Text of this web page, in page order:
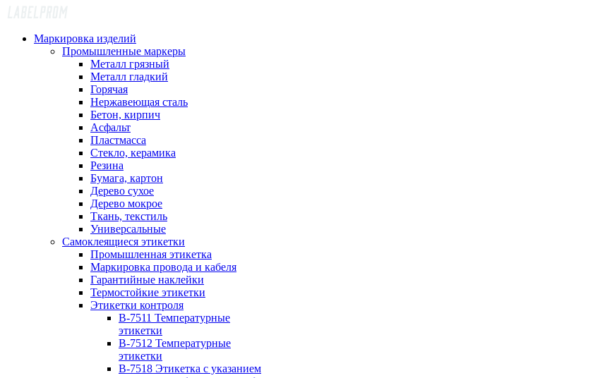
Маркировка изделий
Промышленные маркеры
Металл грязный
Металл гладкий
Горячая
Нержавеющая сталь
Бетон, кирпич
Асфальт
Пластмасса
Стекло, керамика
Резина
Бумага, картон
Дерево сухое
Дерево мокрое
Ткань, текстиль
Универсальные
Самоклеящиеся этикетки
Промышленная этикетка
Маркировка провода и кабеля
Гарантийные наклейки
Термостойкие этикетки
Этикетки контроля
B-7511 Температурные
этикетки
B-7512 Температурные
этикетки
B-7518 Этикетка с указанием